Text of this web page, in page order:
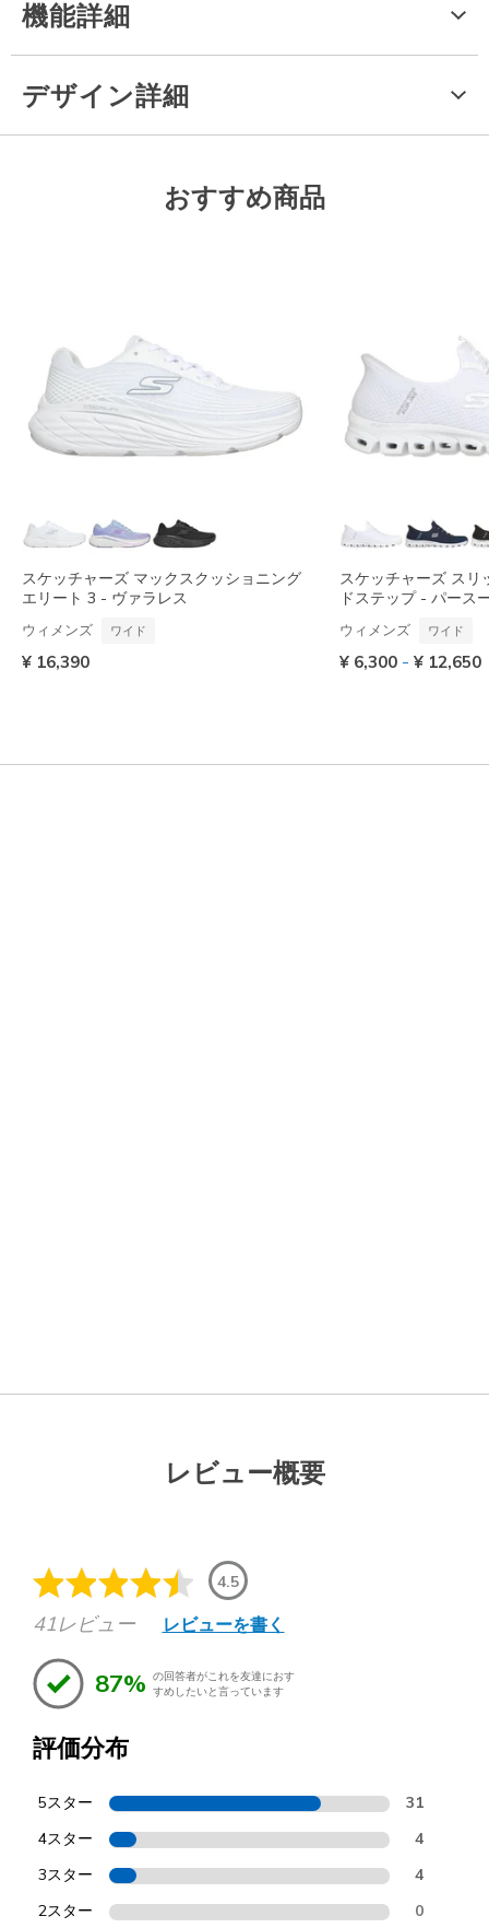
機能詳細
デザイン詳細
おすすめ商品
スケッチャーズ マックスクッショニング
エリート 3 - ヴァラレス
ウィメンズ ワイド
¥ 16,390
スケッチャーズ スリ
ドステップ - パース
ウィメンズ ワイド
¥ 6,300 - ¥ 12,650
レビュー概要
4.5
41レビュー レビューを書く
87% の回答者がこれを友達におす
すめしたいと言っています
評価分布
5スター 31
4スター 4
3スター 4
2スター 0